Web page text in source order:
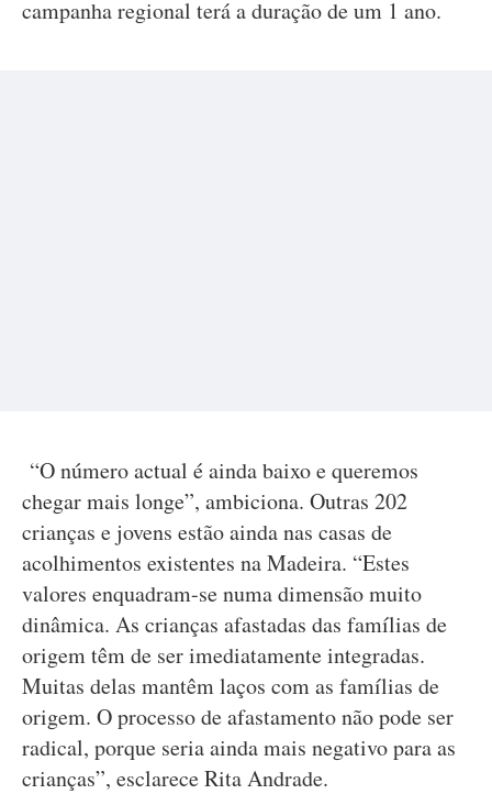
campanha regional terá a duração de um 1 ano.
“O número actual é ainda baixo e queremos
chegar mais longe”, ambiciona. Outras 202
crianças e jovens estão ainda nas casas de
acolhimentos existentes na Madeira. “Estes
valores enquadram-se numa dimensão muito
dinâmica. As crianças afastadas das famílias de
origem têm de ser imediatamente integradas.
Muitas delas mantêm laços com as famílias de
origem. O processo de afastamento não pode ser
radical, porque seria ainda mais negativo para as
crianças”, esclarece Rita Andrade.